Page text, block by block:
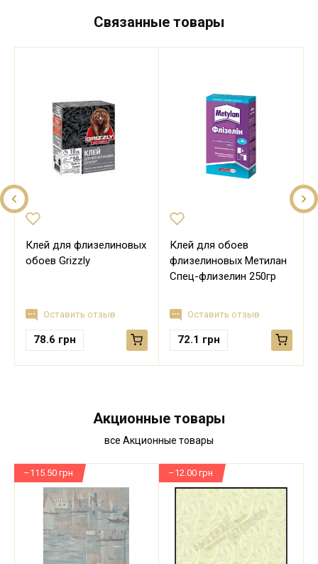
Связанные товары
Клей для флизелиновых
обоев Grizzly
Оставить отзыв
78.6 грн
Клей для обоев
флизелиновых Метилан
Спец-флизелин 250гр
Оставить отзыв
72.1 грн
Акционные товары
все Акционные товары
–115.50 грн –12.00 грн